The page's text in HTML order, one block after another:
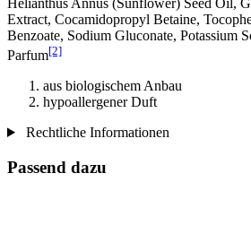
Extract, Cocamidopropyl Betaine,
Benzoate, Sodium Gluconate, Potassium
Parfum[2]
aus biologischem Anbau
hypoallergener Duft
Rechtliche Informationen
Passend dazu